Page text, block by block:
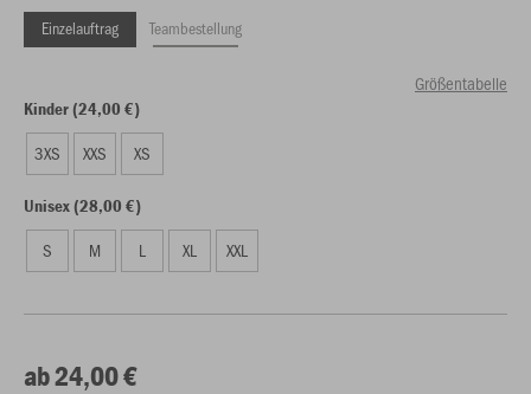
Einzelauftrag Teambestellung
Größentabelle
Kinder (24,00 €)
3XS XXS XS
Unisex (28,00 €)
S M L XL XXL
ab 24,00 €